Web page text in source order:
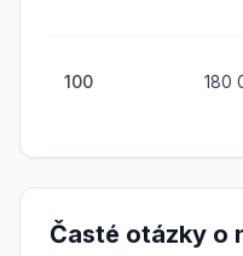
100 180
Časté otázky o